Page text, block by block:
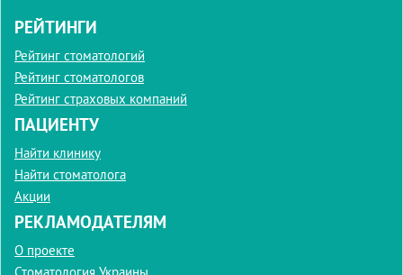
РЕЙТИНГИ
Рейтинг стоматологий
Рейтинг стоматологов
Рейтинг страховых компаний
ПАЦИЕНТУ
Найти клинику
Найти стоматолога
Акции
РЕКЛАМОДАТЕЛЯМ
О проекте